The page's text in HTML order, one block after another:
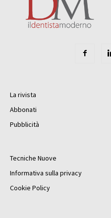
La rivista
Abbonati
Pubblicità
Tecniche Nuove
Informativa sulla privacy
Cookie Policy